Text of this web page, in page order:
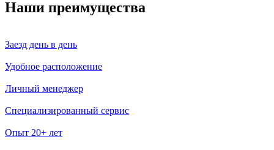
Наши преимущества
Заезд день в день
Удобное расположение
Личный менеджер
Специализированный сервис
Опыт 20+ лет